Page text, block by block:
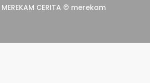
MEREKAM CERITA © merekam